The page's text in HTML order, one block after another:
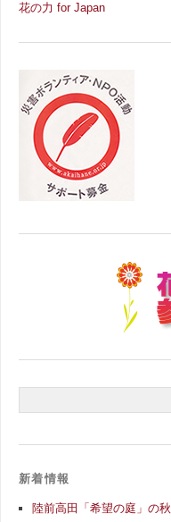
花の力 for Japan
新着情報
陸前高田「希望の庭」の秋